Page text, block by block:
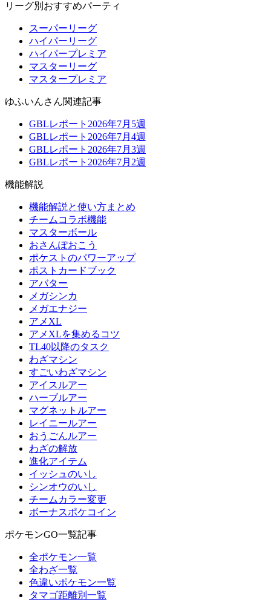
リーグ別おすすめパーティ
スーパーリーグ
ハイパーリーグ
ハイパープレミア
マスターリーグ
マスタープレミア
ゆふいんさん関連記事
GBLレポート2026年7月5週
GBLレポート2026年7月4週
GBLレポート2026年7月3週
GBLレポート2026年7月2週
機能解説
機能解説と使い方まとめ
チームコラボ機能
マスターボール
おさんぽおこう
ポケストのパワーアップ
ポストカードブック
アバター
メガシンカ
メガエナジー
アメXL
アメXLを集めるコツ
TL40以降のタスク
わざマシン
すごいわざマシン
アイスルアー
ハーブルアー
マグネットルアー
レイニールアー
おうごんルアー
わざの解放
進化アイテム
イッシュのいし
シンオウのいし
チームカラー変更
ボーナスポケコイン
ポケモンGO一覧記事
全ポケモン一覧
全わざ一覧
色違いポケモン一覧
タマゴ距離別一覧